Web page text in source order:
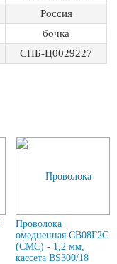
Россия
бочка
СПБ-Ц0029227
Проволока
омедненная СВ08Г2С
(СМС) - 1,2 мм,
кассета BS300/18